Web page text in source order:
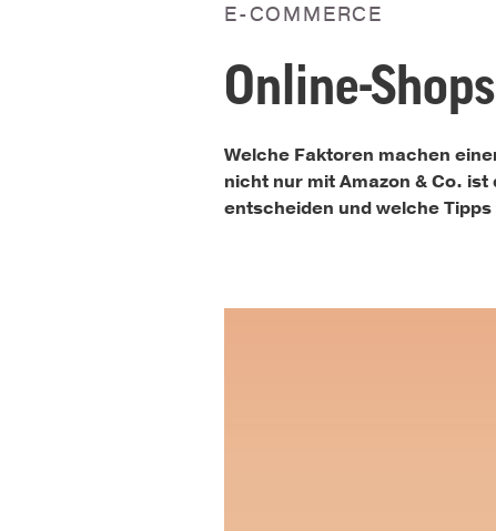
E-COMMERCE
Online-
Welche Faktoren machen
nicht nur mit Amazon & Co.
entscheiden und welche